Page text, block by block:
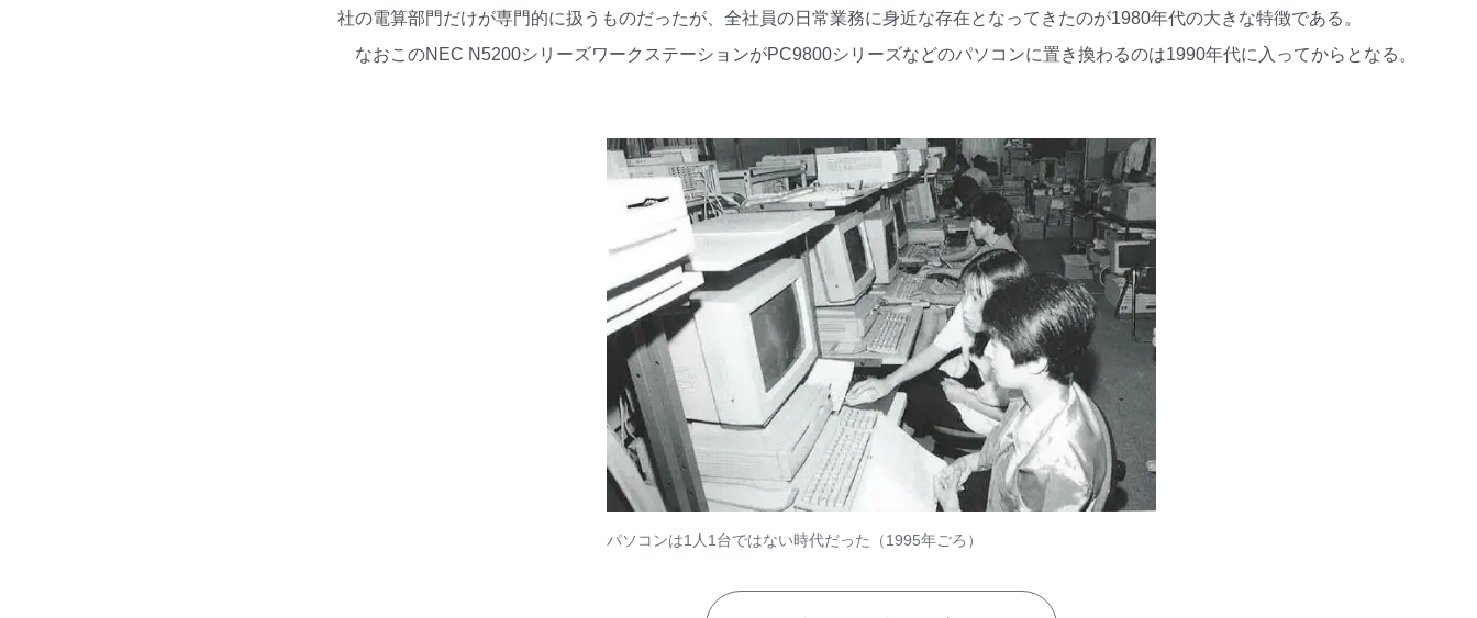
社の電算部門だけが専門的に扱うものだったが、全社員の日常業務に身近な存在となってきたのが1980年代の大きな特徴である。
なおこのNEC N5200シリーズワークステーションがPC9800シリーズなどのパソコンに置き換わるのは1990年代に入ってからとなる。
パソコンは1人1台ではない時代だった（1995年ごろ）